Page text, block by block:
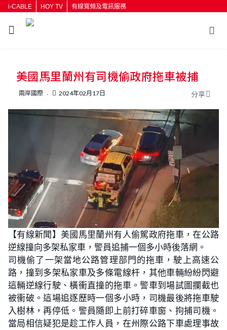
i-CABLE HOY TV 有線寬頻及電訊服務
按輸入鍵開始搜尋
美國馬里蘭州有司機偷政府拖車被捕
兩岸國際 2024年02月17日 分享
【有線新聞】美國馬里蘭州有人偷駕政府拖車，在公路
逆線撞向多架私家車，警員追捕一個多小時後落網。
司機偷了一架當地公路管理部門的拖車，駛上高速公
路，撞到多架私家車及多條電線杆，其他車輛紛紛閃避
這輛逆線行駛、橫衝直撞的拖車。警車到場試圖攔截也
被衝破。這場追逐歷時一個多小時，司機最後將拖車駛
入樹林，再停低。警員隨即上前打碎車窗、拘捕司機。
當局相信疑犯是趁工作人員，在州際公路下車處理事故